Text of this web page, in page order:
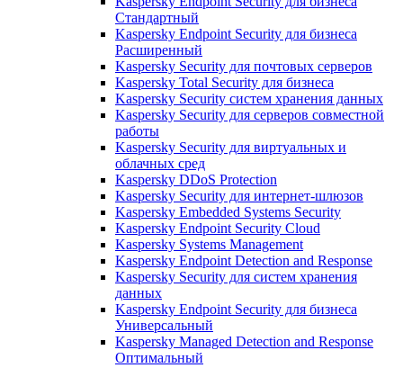
Стандартный
Kaspersky Endpoint Security для бизнеса
Расширенный
Kaspersky Security для почтовых серверов
Kaspersky Total Security для бизнеса
Kaspersky Security систем хранения данных
Kaspersky Security для серверов совместной
работы
Kaspersky Security для виртуальных и
облачных сред
Kaspersky DDoS Protection
Kaspersky Security для интернет-шлюзов
Kaspersky Embedded Systems Security
Kaspersky Endpoint Security Cloud
Kaspersky Systems Management
Kaspersky Endpoint Detection and Response
Kaspersky Security для систем хранения
данных
Kaspersky Endpoint Security для бизнеса
Универсальный
Kaspersky Managed Detection and Response
Оптимальный